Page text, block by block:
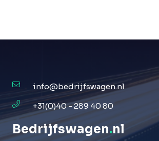
info@bedrijfswagen.nl
+31(0)40 - 289 40 80
Bedrijfswagen.nl